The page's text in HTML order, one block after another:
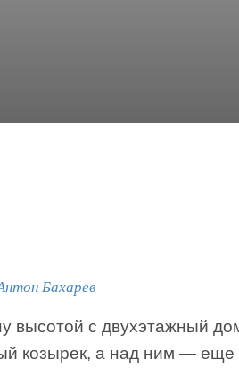
Бахарев
высотой с двухэтажный
козырек, а над ним — еще